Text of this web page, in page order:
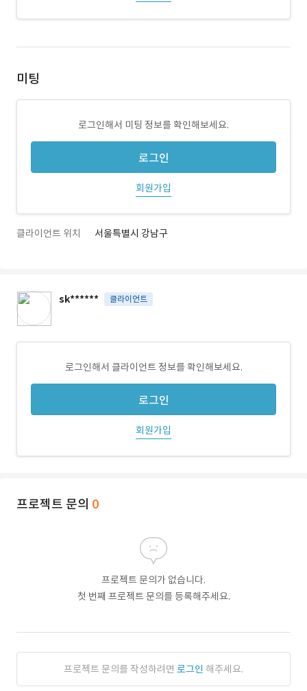
미팅
로그인해서 미팅 정보를 확인해보세요.
로그인
회원가입
클라이언트 위치 서울특별시 강남구
sk****** 클라이언트
로그인해서 클라이언트 정보를 확인해보세요.
로그인
회원가입
프로젝트 문의 0
프로젝트 문의가 없습니다.
첫 번째 프로젝트 문의를 등록해주세요.
프로젝트 문의를 작성하려면 로그인 해주세요.